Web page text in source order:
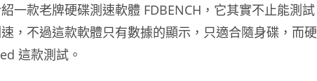
一款老牌硬碟測速軟體 FDBENCH，它其實不止能測試
，不過這款軟體只有數據的顯示，只適合隨身碟，而硬
這款測試。